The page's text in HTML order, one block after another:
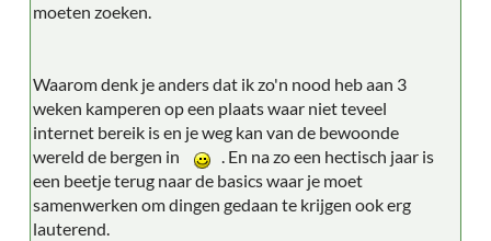
moeten zoeken.
Waarom denk je anders dat ik zo'n nood heb aan 3
weken kamperen op een plaats waar niet teveel
internet bereik is en je weg kan van de bewoonde
wereld de bergen in
. En na zo een hectisch jaar is
een beetje terug naar de basics waar je moet
samenwerken om dingen gedaan te krijgen ook erg
lauterend.